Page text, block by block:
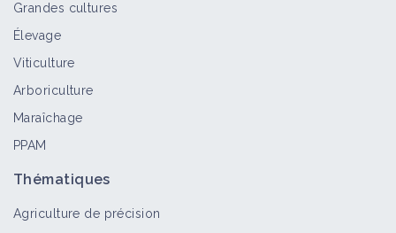
Grandes cultures
Élevage
Viticulture
Arboriculture
Maraîchage
PPAM
Thématiques
Agriculture de précision